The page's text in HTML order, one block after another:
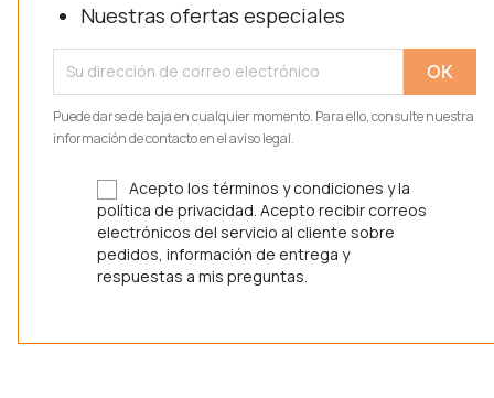
Nuestras ofertas especiales
Puede darse de baja en cualquier momento. Para ello, consulte nuestra
información de contacto en el aviso legal.
Acepto los términos y condiciones y la
política de privacidad. Acepto recibir correos
electrónicos del servicio al cliente sobre
pedidos, información de entrega y
respuestas a mis preguntas.